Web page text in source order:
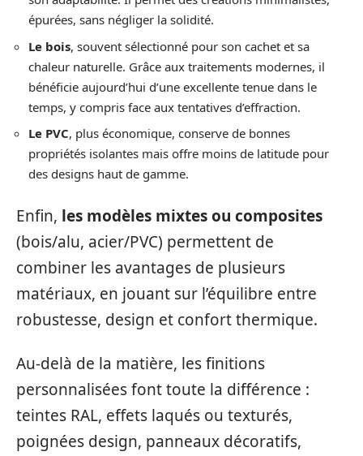
épurées, sans négliger la solidité.
Le bois, souvent sélectionné pour son cachet et sa
chaleur naturelle. Grâce aux traitements modernes, il
bénéficie aujourd’hui d’une excellente tenue dans le
temps, y compris face aux tentatives d’effraction.
Le PVC, plus économique, conserve de bonnes
propriétés isolantes mais offre moins de latitude pour
des designs haut de gamme.
Enfin, les modèles mixtes ou composites
(bois/alu, acier/PVC) permettent de
combiner les avantages de plusieurs
matériaux, en jouant sur l’équilibre entre
robustesse, design et confort thermique.
Au-delà de la matière, les finitions
personnalisées font toute la différence :
teintes RAL, effets laqués ou texturés,
poignées design, panneaux décoratifs,